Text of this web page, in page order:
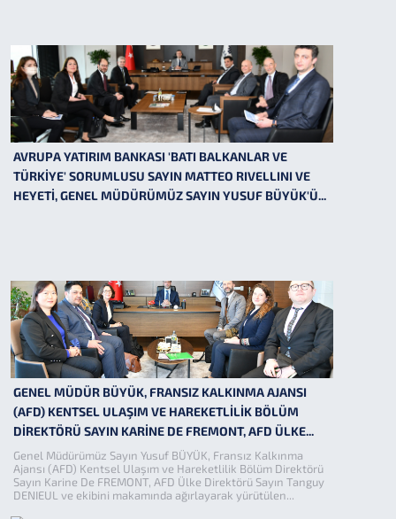
AVRUPA YATIRIM BANKASI 'BATI BALKANLAR VE
TÜRKİYE' SORUMLUSU SAYIN MATTEO RIVELLINI VE
HEYETİ, GENEL MÜDÜRÜMÜZ SAYIN YUSUF BÜYÜK'Ü...
GENEL MÜDÜR BÜYÜK, FRANSIZ KALKINMA AJANSI
(AFD) KENTSEL ULAŞIM VE HAREKETLİLİK BÖLÜM
DİREKTÖRÜ SAYIN KARİNE DE FREMONT, AFD ÜLKE...
Genel Müdürümüz Sayın Yusuf BÜYÜK, Fransız Kalkınma
Ajansı (AFD) Kentsel Ulaşım ve Hareketlilik Bölüm Direktörü
Sayın Karine De FREMONT, AFD Ülke Direktörü Sayın Tanguy
DENIEUL ve ekibini makamında ağırlayarak yürütülen...